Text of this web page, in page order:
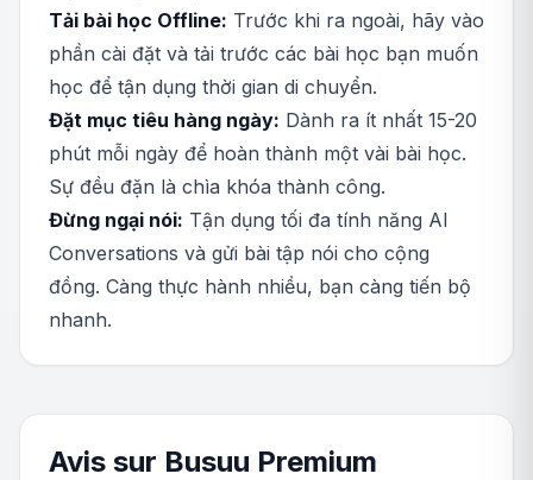
Tải bài học Offline: Trước khi ra ngoài, hãy vào
phần cài đặt và tải trước các bài học bạn muốn
học để tận dụng thời gian di chuyển.
Đặt mục tiêu hàng ngày: Dành ra ít nhất 15-20
phút mỗi ngày để hoàn thành một vài bài học.
Sự đều đặn là chìa khóa thành công.
Đừng ngại nói: Tận dụng tối đa tính năng AI
Conversations và gửi bài tập nói cho cộng
đồng. Càng thực hành nhiều, bạn càng tiến bộ
nhanh.
Avis sur Busuu Premium